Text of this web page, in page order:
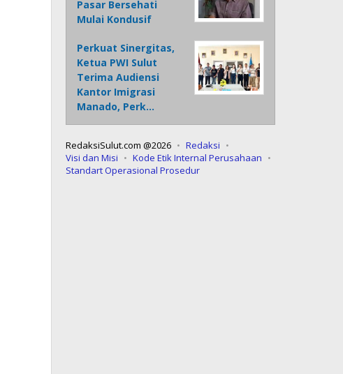
Pasar Bersehati
Mulai Kondusif
Perkuat Sinergitas,
Ketua PWI Sulut
Terima Audiensi
Kantor Imigrasi
Manado, Perk…
RedaksiSulut.com @2026
Redaksi
Visi dan Misi
Kode Etik Internal Perusahaan
Standart Operasional Prosedur